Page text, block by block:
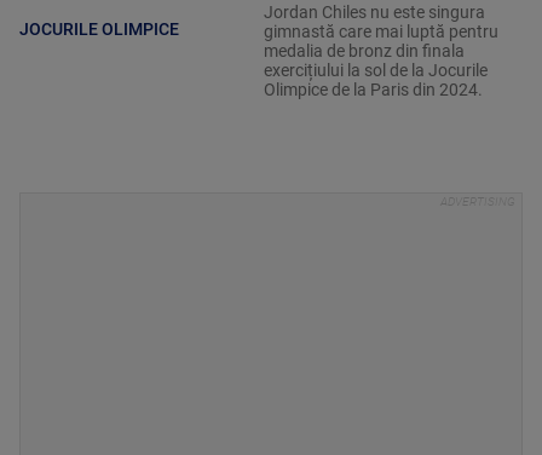
JOCURILE OLIMPICE
Jordan Chiles nu este singura
gimnastă care mai luptă pentru
medalia de bronz din finala
exercițiului la sol de la Jocurile
Olimpice de la Paris din 2024.